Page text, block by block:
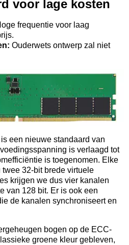
voor lage kosten
frequentie voor laag
Ouderwets ontwerp zal niet
is een nieuwe standaard van
is verlaagd tot
is toegenomen. Elke
32-bit brede virtuele
krijgen we dus vier kanalen
van 128 bit. Er is ook een
de kanalen synchroniseert en
bogen op de ECC-
groene kleur gebleven,